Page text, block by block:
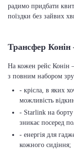
радимо придбати
поїздки без зайвих
Трансфер Конін
На кожен рейс Конін –
з повним набором
- крісла, в яких
можливість
- Starlink на борту
зникає посеред
- енергія для
кожного сидіння;